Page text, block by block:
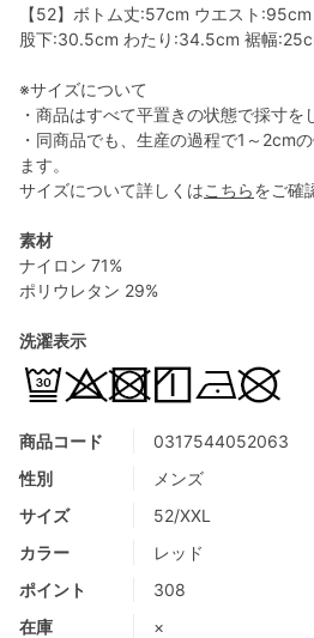
商品コード
0317544052063
性別
メンズ
サイズ
52/XXL
カラー
レッド
ポイント
308
在庫
×
【52】ボトム丈:57cm ウエスト
股下:30.5cm わたり:34.5cm 裾幅
※サイズについて
・商品はすべて平置きの状態で採寸を
・同商品でも、生産の過程で1～2cm
ます。
サイズについて詳しくはこちらをご確
素材
ナイロン 71%
ポリウレタン 29%
洗濯表示